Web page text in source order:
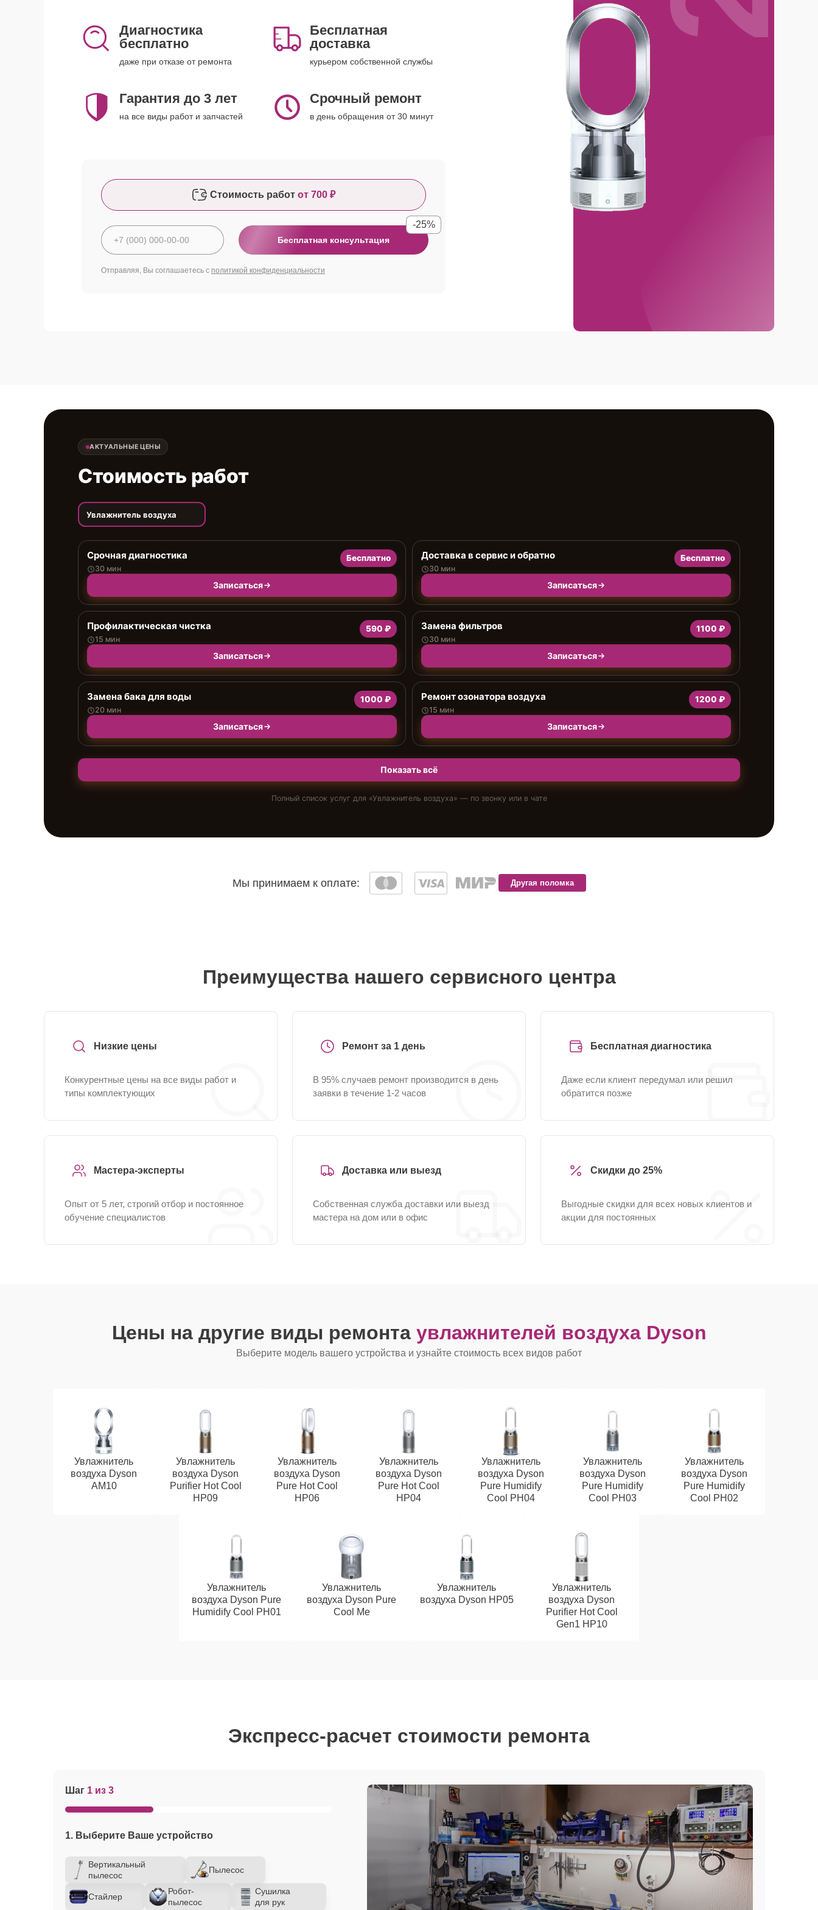
Диагностика
бесплатно
даже при отказе от ремонта
Бесплатная
доставка
курьером собственной службы
Гарантия до 3 лет
на все виды работ и запчастей
Срочный ремонт
в день обращения от 30 минут
Стоимость работ от 700 ₽
Бесплатная консультация
-25%
Отправляя, Вы соглашаетесь с политикой конфиденциальности
АКТУАЛЬНЫЕ ЦЕНЫ
Стоимость работ
Увлажнитель воздуха
Срочная диагностика
30 мин
Бесплатно
Записаться
Доставка в сервис и обратно
30 мин
Бесплатно
Записаться
Профилактическая чистка
15 мин
590 ₽
Записаться
Замена фильтров
30 мин
1100 ₽
Записаться
Замена бака для воды
20 мин
1000 ₽
Записаться
Ремонт озонатора воздуха
15 мин
1200 ₽
Записаться
Показать всё
Полный список услуг для «Увлажнитель воздуха» — по звонку или в чате
Мы принимаем к оплате: Другая поломка
Преимущества нашего сервисного центра
Низкие цены
Конкурентные цены на все виды работ и
типы комплектующих
Ремонт за 1 день
В 95% случаев ремонт производится в день
заявки в течение 1-2 часов
Бесплатная диагностика
Даже если клиент передумал или решил
обратится позже
Мастера-эксперты
Опыт от 5 лет, строгий отбор и постоянное
обучение специалистов
Доставка или выезд
Собственная служба доставки или выезд
мастера на дом или в офис
Скидки до 25%
Выгодные скидки для всех новых клиентов и
акции для постоянных
Цены на другие виды ремонта увлажнителей воздуха Dyson
Выберите модель вашего устройства и узнайте стоимость всех видов работ
Увлажнитель
воздуха Dyson
AM10
Увлажнитель
воздуха Dyson
Purifier Hot Cool
HP09
Увлажнитель
воздуха Dyson
Pure Hot Cool
HP06
Увлажнитель
воздуха Dyson
Pure Hot Cool
HP04
Увлажнитель
воздуха Dyson
Pure Humidify
Cool PH04
Увлажнитель
воздуха Dyson
Pure Humidify
Cool PH03
Увлажнитель
воздуха Dyson
Pure Humidify
Cool PH02
Увлажнитель
воздуха Dyson Pure
Humidify Cool PH01
Увлажнитель
воздуха Dyson Pure
Cool Me
Увлажнитель
воздуха Dyson HP05
Увлажнитель
воздуха Dyson
Purifier Hot Cool
Gen1 HP10
Экспресс-расчет стоимости ремонта
Шаг 1 из 3
1. Выберите Ваше устройство
Вертикальный
пылесос
Пылесос
Стайлер
Робот-
пылесос
Сушилка
для рук